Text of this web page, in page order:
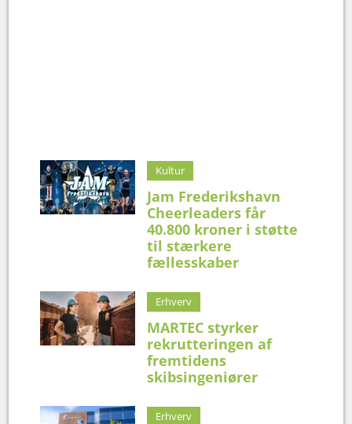
Kultur
Jam Frederikshavn
Cheerleaders får
40.800 kroner i støtte
til stærkere
fællesskaber
Erhverv
MARTEC styrker
rekrutteringen af
fremtidens
skibsingeniører
Erhverv